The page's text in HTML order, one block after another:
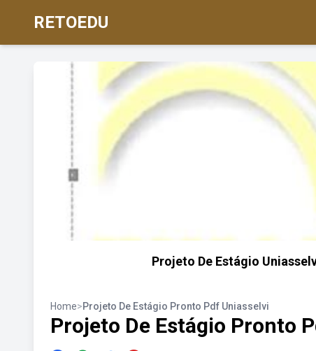
RETOEDU
Projeto De Estágio
Home>Projeto De Estágio Pronto Pdf Uniasselvi
Projeto De Estágio Pronto